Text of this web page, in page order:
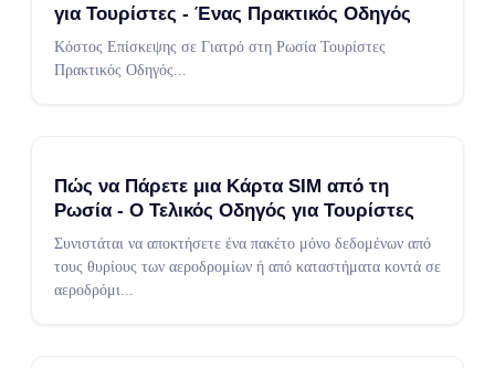
για Τουρίστες - Ένας Πρακτικός Οδηγός
Κόστος Επίσκεψης σε Γιατρό στη Ρωσία Τουρίστες
Πρακτικός Οδηγός
Πώς να Πάρετε μια Κάρτα SIM από τη
Ρωσία - Ο Τελικός Οδηγός για Τουρίστες
Συνιστάται να αποκτήσετε ένα πακέτο μόνο δεδομένων από
τους θυρίους των αεροδρομίων ή από καταστήματα κοντά σε
αεροδρόμι